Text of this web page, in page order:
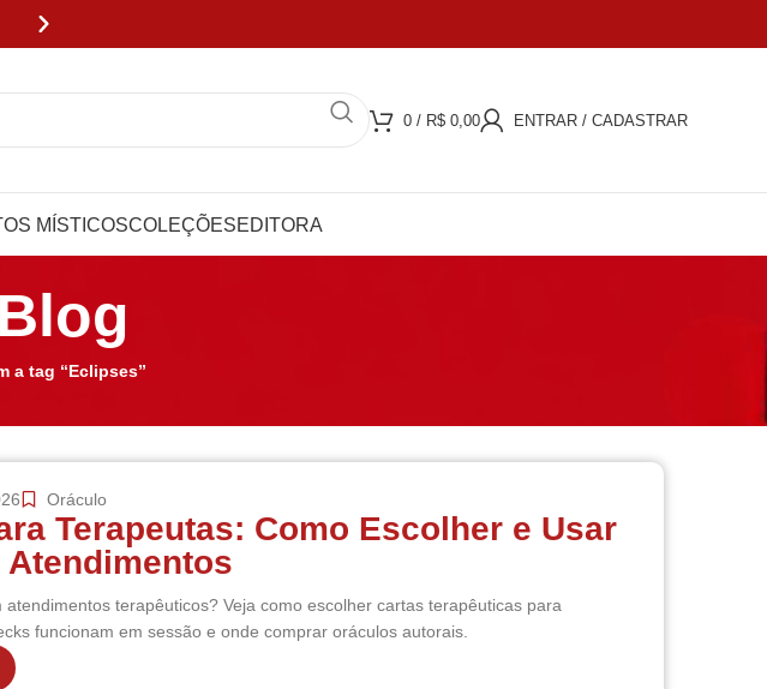
EM ATÉ 3X SEM JUROS
0 / R$ 0,00 ENTRAR / CADASTRAR
MÍSTICOSCOLEÇÕESEDITORA
Blog
a tag “Eclipses”
Oráculo
Terapeutas: Como Escolher e Usar
Atendimentos
terapêuticos? Veja como escolher cartas terapêuticas para
funcionam em sessão e onde comprar oráculos autorais.